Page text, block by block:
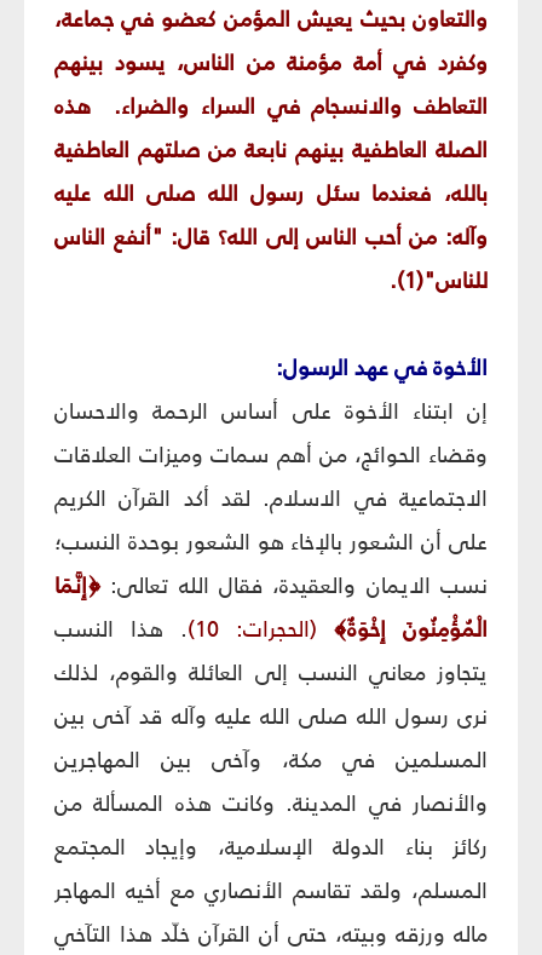
والتعاون بحيث يعيش المؤمن كعضو في جماعة،
وكفرد في أمة مؤمنة من الناس، يسود بينهم
التعاطف والانسجام في السراء والضراء. هذه
الصلة العاطفية بينهم نابعة من صلتهم العاطفية
بالله، فعندما سئل رسول الله صلى الله عليه
وآله: من أحب الناس إلى الله؟ قال: "أنفع الناس
للناس"(1).
الأخوة في عهد الرسول:
إن ابتناء الأخوة على أساس الرحمة والاحسان
وقضاء الحوائج، من أهم سمات وميزات العلاقات
الاجتماعية في الاسلام. لقد أكد القرآن الكريم
على أن الشعور بالإخاء هو الشعور بوحدة النسب؛
نسب الايمان والعقيدة، فقال الله تعالى:﴿إِنَّمَا
الْمُؤْمِنُونَ إِخْوَةٌ﴾ (الحجرات: 10)
. هذا النسب
يتجاوز معاني النسب إلى العائلة والقوم، لذلك
نرى رسول الله صلى الله عليه وآله قد آخى بين
المسلمين في مكة، وآخى بين المهاجرين
والأنصار في المدينة. وكانت هذه المسألة من
ركائز بناء الدولة الإسلامية، وإيجاد المجتمع
المسلم، ولقد تقاسم الأنصاري مع أخيه المهاجر
ماله ورزقه وبيته، حتى أن القرآن خلّد هذا التآخي